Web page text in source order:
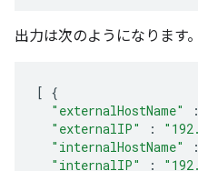
出力は次のようになります。
[ {
"externalHostName"
:
"externalIP"
:
"internalHostName"
:
"internalIP"
: